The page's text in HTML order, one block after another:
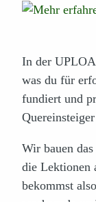
In der
was du für
fundiert und
Wir bauen
die Lektionen
bekommst